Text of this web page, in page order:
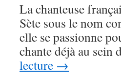
La chanteuse
Sète sous le nom
elle se passionne
chante déjà au
lecture →